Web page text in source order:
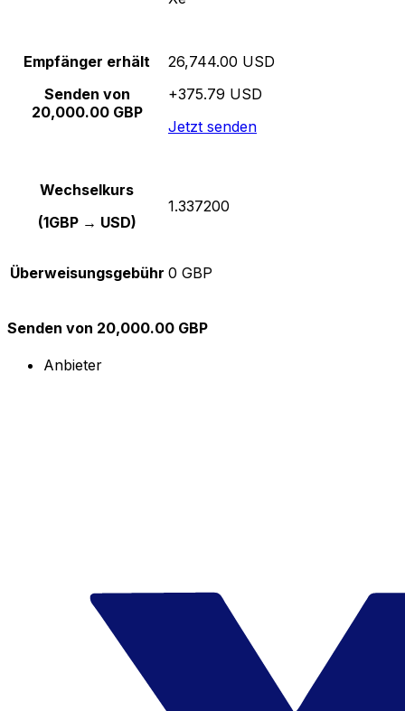
Empfänger erhält
Senden von
20,000.00 GBP
26,744.00 USD
+375.79 USD
Jetzt senden
Wechselkurs
(1GBP → USD)
1.337200
Überweisungsgebühr 0 GBP
Senden von 20,000.00 GBP
Anbieter